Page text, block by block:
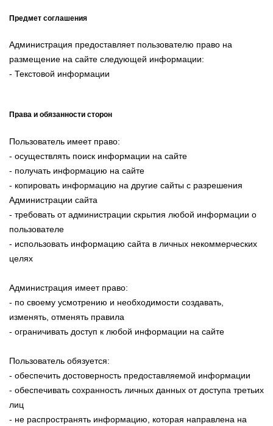
Предмет соглашения
Администрация предоставляет пользователю право на
размещение на сайте следующей информации:
- Текстовой информации
Права и обязанности сторон
Пользователь имеет право:
- осуществлять поиск информации на сайте
- получать информацию на сайте
- копировать информацию на другие сайты с разрешения
Администрации сайта
- требовать от администрации скрытия любой информации о
пользователе
- использовать информацию сайта в личных некоммерческих
целях
Администрация имеет право:
- по своему усмотрению и необходимости создавать,
изменять, отменять правила
- ограничивать доступ к любой информации на сайте
Пользователь обязуется:
- обеспечить достоверность предоставляемой информации
- обеспечивать сохранность личных данных от доступа третьих
лиц
- не распространять информацию, которая направлена на